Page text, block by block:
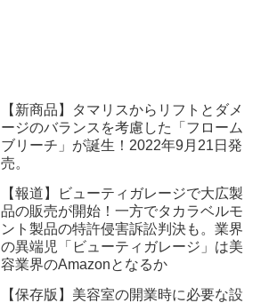
【新商品】タマリスからリフトとダメ
ージのバランスを考慮した「フローム
ブリーチ」が誕生！2022年9月21日発
売。
【報道】ビューティガレージで大広製
品の販売が開始！一方でタカラベルモ
ント製品の特許侵害訴訟判決も。業界
の異端児「ビューティガレージ」は美
容業界のAmazonとなるか
【保存版】美容室の開業時に必要な設